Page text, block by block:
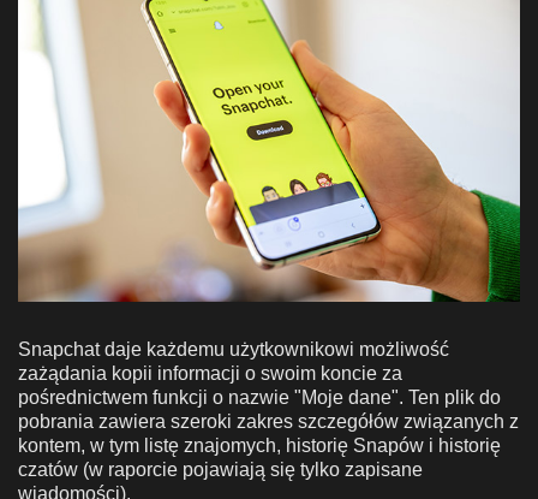
Snapchat daje każdemu użytkownikowi możliwość
zażądania kopii informacji o swoim koncie za
pośrednictwem funkcji o nazwie "Moje dane". Ten plik do
pobrania zawiera szeroki zakres szczegółów związanych z
kontem, w tym listę znajomych, historię Snapów i historię
czatów (w raporcie pojawiają się tylko zapisane
wiadomości).